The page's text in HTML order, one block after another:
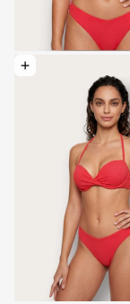
Elegir opciones: Ba